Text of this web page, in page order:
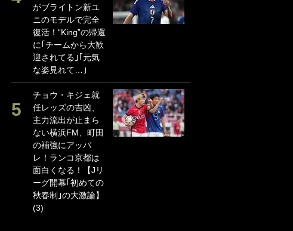
がブライトン新ユ
ニのモデルで完全
復活！“King”の帰還
に｢チームから大歓
迎されてる｣｢元気
な姿見れて…｣
チョウ・キジェ就
任レッズの吉凶、
主力流出が止まら
ない横浜FM、町田
の補強にアッパ
レ！ランコ京都は
面白くなる！【Jリ
ーグ開幕｢初めての
秋春制｣の大激論】
(3)